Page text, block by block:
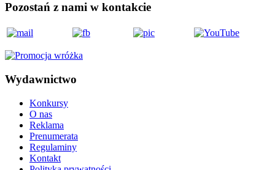
Pozostań z nami w kontakcie
Wydawnictwo
Konkursy
O nas
Reklama
Prenumerata
Regulaminy
Kontakt